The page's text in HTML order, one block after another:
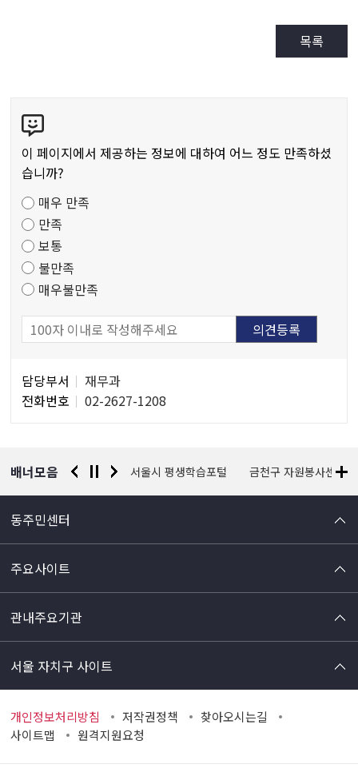
목록
텐
츠
만
도
조
사
이 페이지에서 제공하는 정보에 대하여 어느 정도 만족하셨
습니까?
매우 만족
만족
보통
불만족
매우불만족
당
자
담당부서
재무과
전화번호
02-2627-1208
배너모음
찰청 유실물 통합포털 서울시 평생학습포털 금천구 자원봉사센터
동주민센터
주요사이트
관내주요기관
서울 자치구 사이트
개인정보처리방침 저작권정책
찾아오시는길
사이트맵
원격지원요청